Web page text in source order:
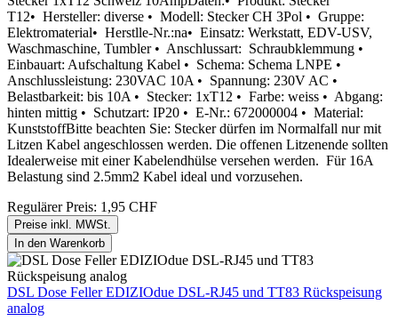
T12• Hersteller: diverse • Modell: Stecker CH 3Pol • Gruppe:
Elektromaterial• Herstlle-Nr.:na• Einsatz: Werkstatt, EDV-USV,
Waschmaschine, Tumbler • Anschlussart: Schraubklemmung •
Einbauart: Aufschaltung Kabel • Schema: Schema LNPE •
Anschlussleistung: 230VAC 10A • Spannung: 230V AC •
Belastbarkeit: bis 10A • Stecker: 1xT12 • Farbe: weiss • Abgang:
hinten mittig • Schutzart: IP20 • E-Nr.: 672000004 • Material:
KunststoffBitte beachten Sie: Stecker dürfen im Normalfall nur mit
Litzen Kabel angeschlossen werden. Die offenen Litzenende sollten
Idealerweise mit einer Kabelendhülse versehen werden. Für 16A
Belastung sind 2.5mm2 Kabel ideal und vorzusehen.
Regulärer Preis: 1,95 CHF
Preise inkl. MWSt.
In den Warenkorb
DSL Dose Feller EDIZIOdue DSL-RJ45 und TT83 Rückspeisung
analog